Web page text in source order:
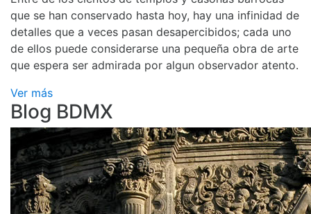
que se han conservado hasta hoy, hay una infinidad de
detalles que a veces pasan desapercibidos; cada uno
de ellos puede considerarse una pequeña obra de arte
que espera ser admirada por algun observador atento.
Ver más
Blog BDMX